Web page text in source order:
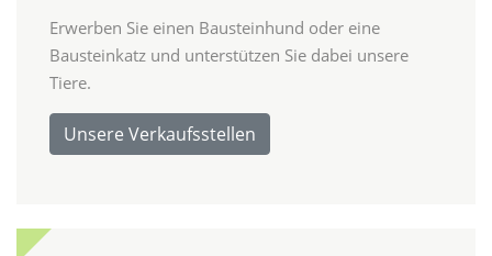
Erwerben Sie einen Bausteinhund oder eine
Bausteinkatz und unterstützen Sie dabei unsere
Tiere.
Unsere Verkaufsstellen